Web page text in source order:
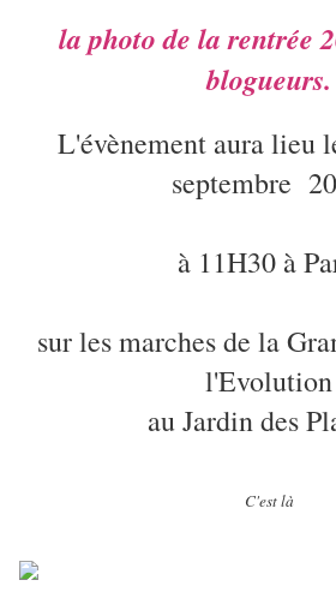
la photo de la rentrée
blogueurs.
L'évènement aura lieu
septembre
à 11H30 à
sur les marches de la
l'Evolution
au Jardin des
C'est là